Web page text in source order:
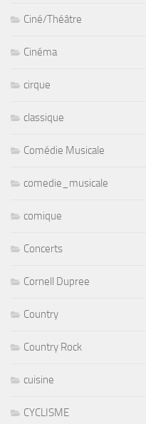
Ciné/Théâtre
Cinéma
cirque
classique
Comédie Musicale
comedie_musicale
comique
Concerts
Cornell Dupree
Country
Country Rock
cuisine
CYCLISME